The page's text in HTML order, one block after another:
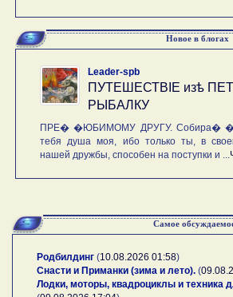
Новое в блогах
Leader-spb
ПУТЕШЕСТВIE изѣ
РЫБАЛКУ
ПРЕ� �ЮБИМОМУ ДРУГУ. Собира�
тебя душа моя, ибо только ты, в
нашей дружбы, способен на поступки и ...
Самое
Родбилдинг (10.08.2026 01:58)
Снасти и Приманки (зима и лето). (
Лодки, моторы, квадроциклы и техника